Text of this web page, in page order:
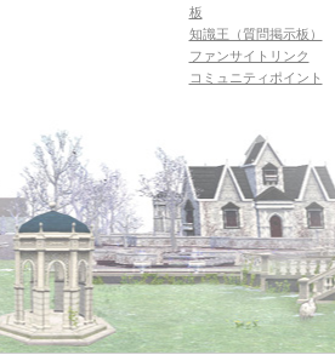
板
知識王（質問掲示板）
ファンサイトリンク
コミュニティポイント